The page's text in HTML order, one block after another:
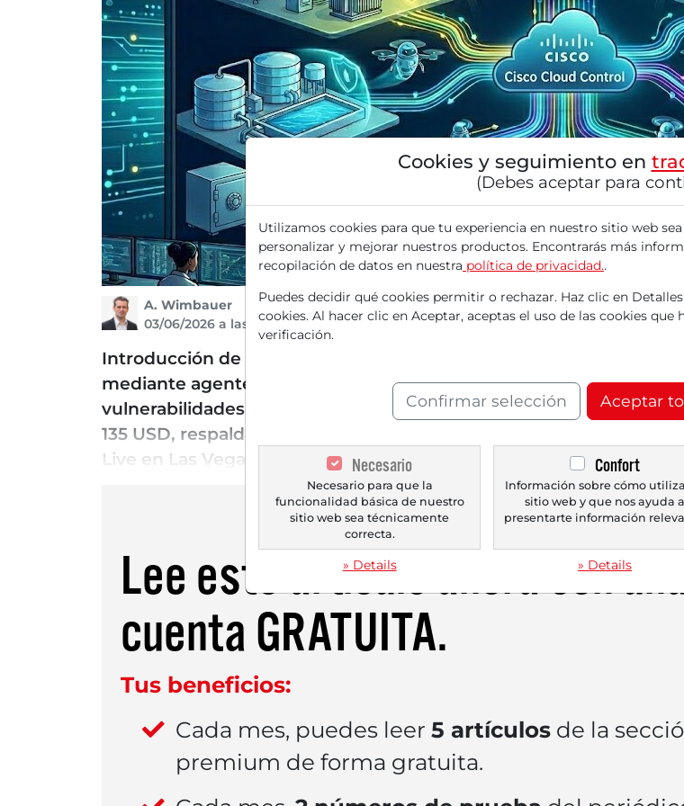
A. Wimbauer
03/06/2026 a las 08 h
Introducción de la plataforma Cisco Cloud Control para la
mediante agentes autónomos El uso de agentes de IA
vulnerabilidades de TI de semanas a minutos de manera
135 USD, respaldado por un volumen de pedidos de más de 1 mil
Live en Las Vegas, el proveedor estadounidense de equipos de red
Lee este artículo ahora con
cuenta GRATUITA.
Tus beneficios:
Cada mes, puedes leer 5 artículosde la
premium de forma gratuita.
Cookies y seguimiento en
(Debes aceptar para
Utilizamos cookies para que tu experiencia en nuestro sitio web
personalizar y mejorar nuestros productos. Encontrarás más
recopilación de datos en nuestra política de privacidad..
Puedes decidir qué cookies permitir o rechazar. Haz clic en
cookies. Al hacer clic en Aceptar, aceptas el uso de las cookies que
verificación.
Confirmar selección Aceptar
Necesario
Necesario para que la
funcionalidad básica de nuestro
sitio web sea técnicamente
correcta.
» Details
Confort
Información sobre cómo
sitio web y que nos ayuda a
presentarte información
» Details